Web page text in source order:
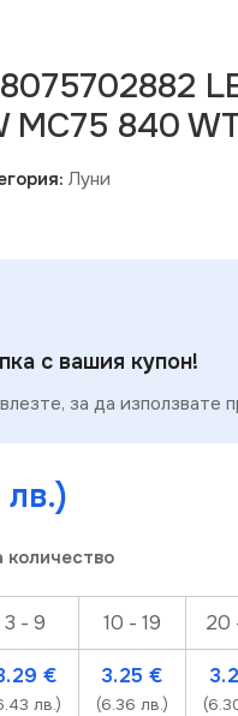
MC75 840
Луни
с вашия купон!
за да използвате
количество
3 - 9 10 - 19 20
€
лв.)
3.25€
(6.36 лв.)